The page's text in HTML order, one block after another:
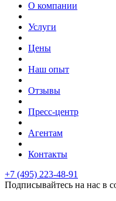
О компании
Услуги
Цены
Наш опыт
Отзывы
Пресс-центр
Агентам
Контакты
+7 (495) 223-48-91
Подписывайтесь на нас в